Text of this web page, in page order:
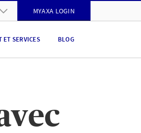
MYAXA LOGIN
ET SERVICES BLOG